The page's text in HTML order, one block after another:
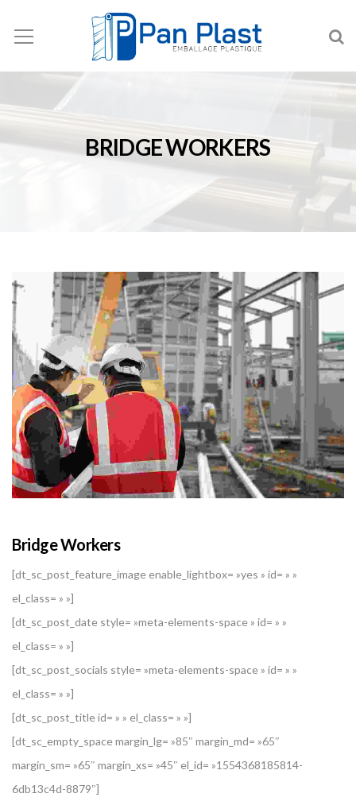
BRIDGE WORKERS
Bridge Workers
[dt_sc_post_feature_image enable_lightbox= »yes » id= » »
el_class= » »]
[dt_sc_post_date style= »meta-elements-space » id= » »
el_class= » »]
[dt_sc_post_socials style= »meta-elements-space » id= » »
el_class= » »]
[dt_sc_post_title id= » » el_class= » »]
[dt_sc_empty_space margin_lg= »85″ margin_md= »65″
margin_sm= »65″ margin_xs= »45″ el_id= »1554368185814-
6db13c4d-8879″]